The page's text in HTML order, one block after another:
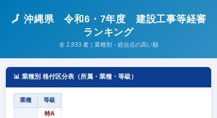
🗾 沖縄県 令和6・7年度 建設工事等経審
ランキング
全 2,833 者｜業種別・総合点の高い順
📊 業種別 格付区分表（所属・業種・等級）
業種 等級
特A